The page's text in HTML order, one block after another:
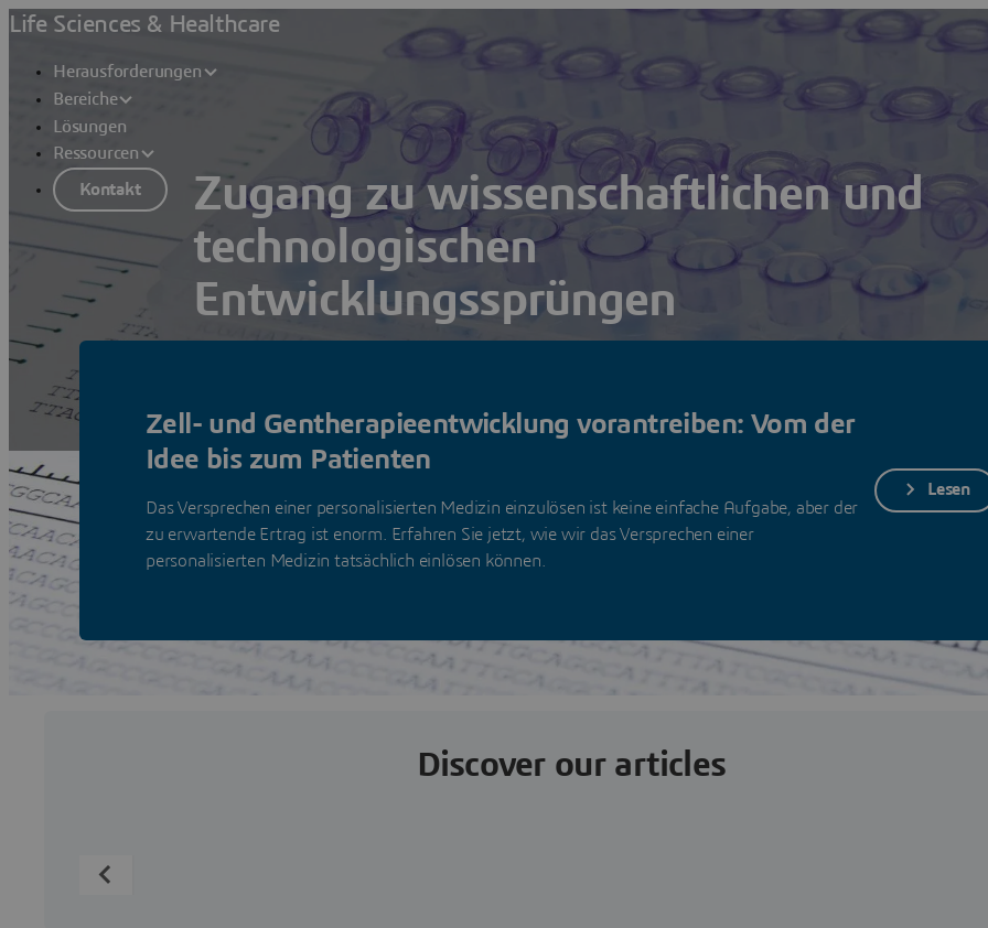
Life Sciences & Healthcare
Herausforderungen
Bereiche
Lösungen
Ressourcen
Kontakt
Zugang zu wissenschaftlichen und
technologischen
Entwicklungssprüngen
Lösungen anzeigen
Zell- und Gentherapieentwicklung vorantreiben: Vom der
Idee bis zum Patienten
Das Versprechen einer personalisierten Medizin einzulösen ist keine einfache Aufgabe, aber der
zu erwartende Ertrag ist enorm. Erfahren Sie jetzt, wie wir das Versprechen einer
personalisierten Medizin tatsächlich einlösen können.
Lesen
Discover our articles